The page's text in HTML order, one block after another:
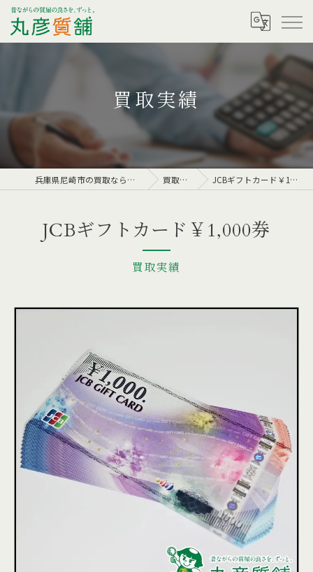
買取実績
兵庫県尼崎市の買取なら丸彦質舗 買取実績 JCBギフトカード￥1,000券
買取実績
JCBギフトカード￥1,000券